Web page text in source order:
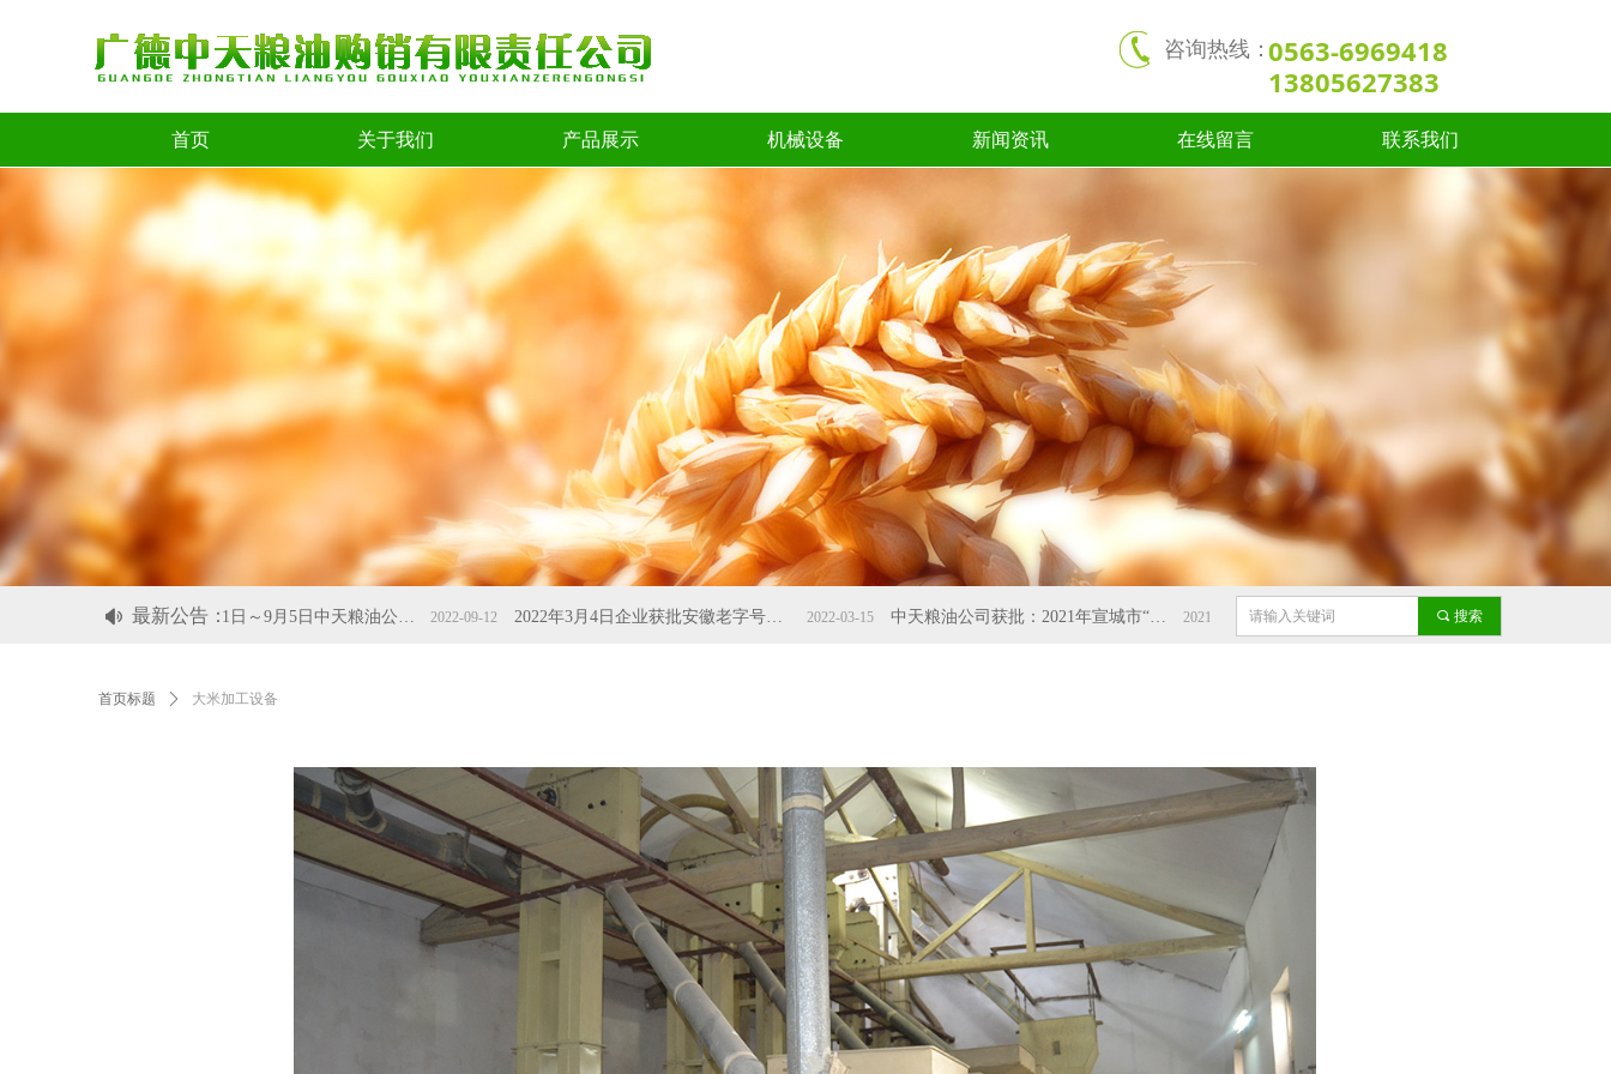
0563-6969418
13805627383
首页 关于我们 产品展示 机械设备 新闻资讯 在线留言 联系我们
咨询热线：
首页标题 ꄲ 大米加工设备
넄 最新公告： 끠 搜索
2022-09-12
2022年8月31日～9月5日中天粮油公司的品牌粮油产品代表安徽绿色农产品参加北京国际服贸会 2022-03-15
2022年3月4日企业获批安徽老字号荣誉称号 2021-09-24
中天粮油公司获批：2021年宣城市“放心满意消费示范单位”荣誉称号 12月18日～21日公司受邀参加上海2020年安徽名优农产品交易会